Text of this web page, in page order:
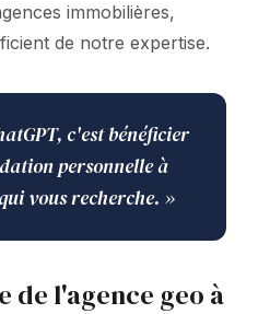
immobilières,
de notre expertise.
c'est bénéficier
personnelle à
vous recherche. »
de l'agence geo à